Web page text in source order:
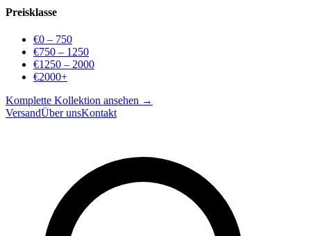
Preisklasse
€0 – 750
€750 – 1250
€1250 – 2000
€2000+
Komplette Kollektion ansehen →
VersandÜber unsKontakt